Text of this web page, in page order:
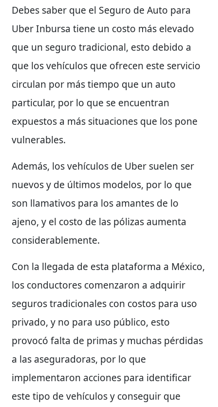
Debes saber que el Seguro de Auto para
Uber Inbursa tiene un costo más elevado
que un seguro tradicional, esto debido a
que los vehículos que ofrecen este servicio
circulan por más tiempo que un auto
particular, por lo que se encuentran
expuestos a más situaciones que los pone
vulnerables.
Además, los vehículos de Uber suelen ser
nuevos y de últimos modelos, por lo que
son llamativos para los amantes de lo
ajeno, y el costo de las pólizas aumenta
considerablemente.
Con la llegada de esta plataforma a México,
los conductores comenzaron a adquirir
seguros tradicionales con costos para uso
privado, y no para uso público, esto
provocó falta de primas y muchas pérdidas
a las aseguradoras, por lo que
implementaron acciones para identificar
este tipo de vehículos y conseguir que